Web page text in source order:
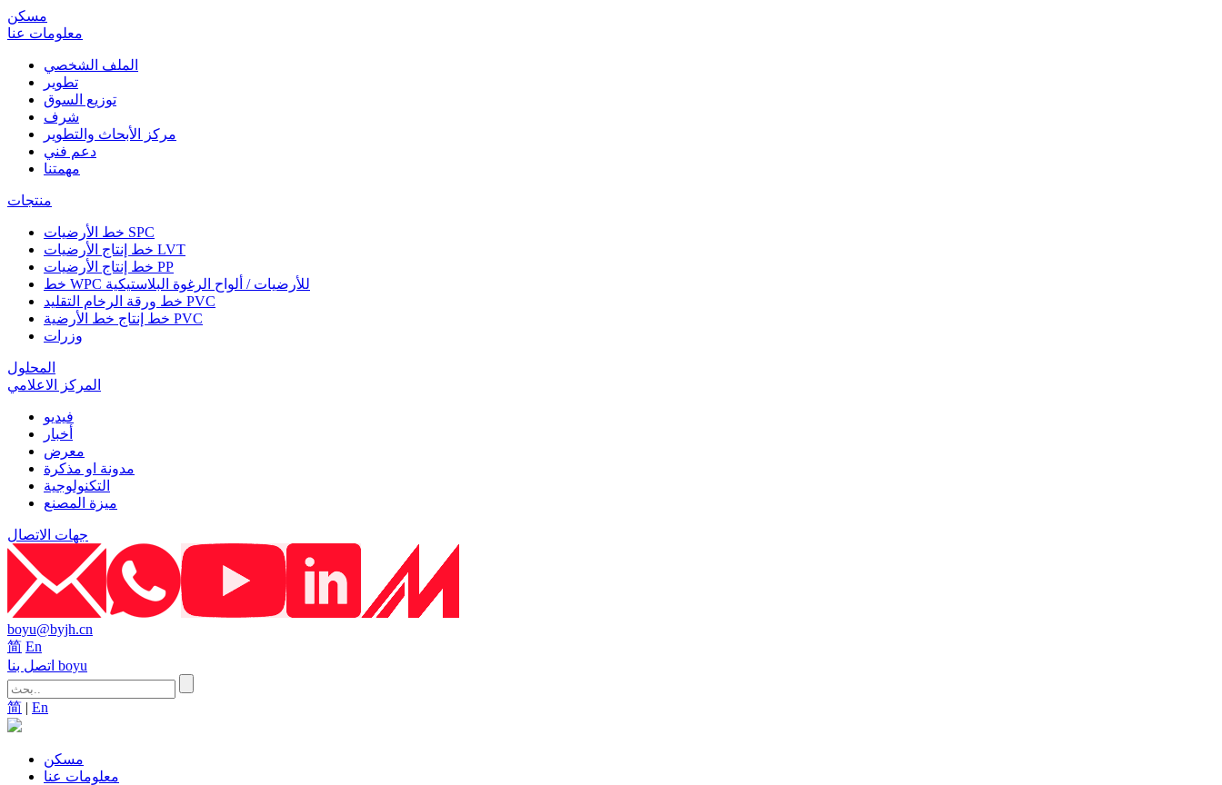
مسكن
معلومات عنا
الملف الشخصي
تطوير
توزيع السوق
شرف
مركز الأبحاث والتطوير
دعم فني
مهمتنا
منتجات
خط الأرضيات SPC
خط إنتاج الأرضيات LVT
خط إنتاج الأرضيات PP
خط WPC للأرضيات / ألواح الرغوة البلاستيكية
خط ورقة الرخام التقليد PVC
خط إنتاج خط الأرضية PVC
وزرات
المحلول
المركز الاعلامي
فيديو
أخبار
معرض
مدونة او مذكرة
التكنولوجية
ميزة المصنع
جهات الاتصال
boyu@byjh.cn
简 En
اتصل بنا boyu
简 | En
مسكن
معلومات عنا